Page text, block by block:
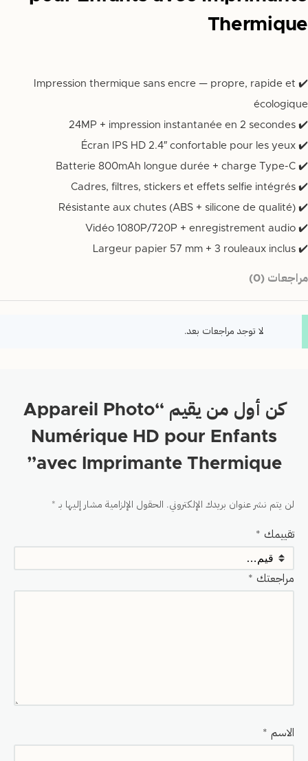
Thermique
✔️ Impression thermique sans encre — propre, rapide et
écologique
✔️ 24MP + impression instantanée en 2 secondes
✔️ Écran IPS HD 2.4″ confortable pour les yeux
✔️ Batterie 800mAh longue durée + charge Type-C
✔️ Cadres, filtres, stickers et effets selfie intégrés
✔️ Résistante aux chutes (ABS + silicone de qualité)
✔️ Vidéo 1080P/720P + enregistrement audio
✔️ Largeur papier 57 mm + 3 rouleaux inclus
مراجعات (0)
لا توجد مراجعات بعد.
كن أول من يقيم “Appareil Photo
Numérique HD pour Enfants
avec Imprimante Thermique”
لن يتم نشر عنوان بريدك الإلكتروني. الحقول الإلزامية مشار إليها بـ *
تقييمك *
مراجعتك *
الاسم *